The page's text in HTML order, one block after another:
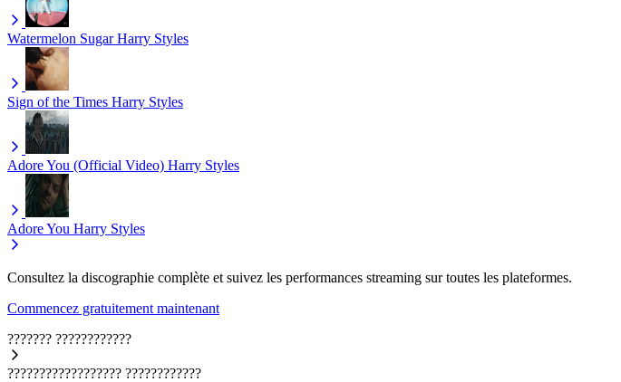
Watermelon Sugar Harry Styles
Sign of the Times Harry Styles
Adore You (Official Video) Harry Styles
Adore You Harry Styles
Consultez la discographie complète et suivez les performances streaming sur toutes les plateformes.
Commencez gratuitement maintenant
??????? ????????????
?????????????????? ????????????